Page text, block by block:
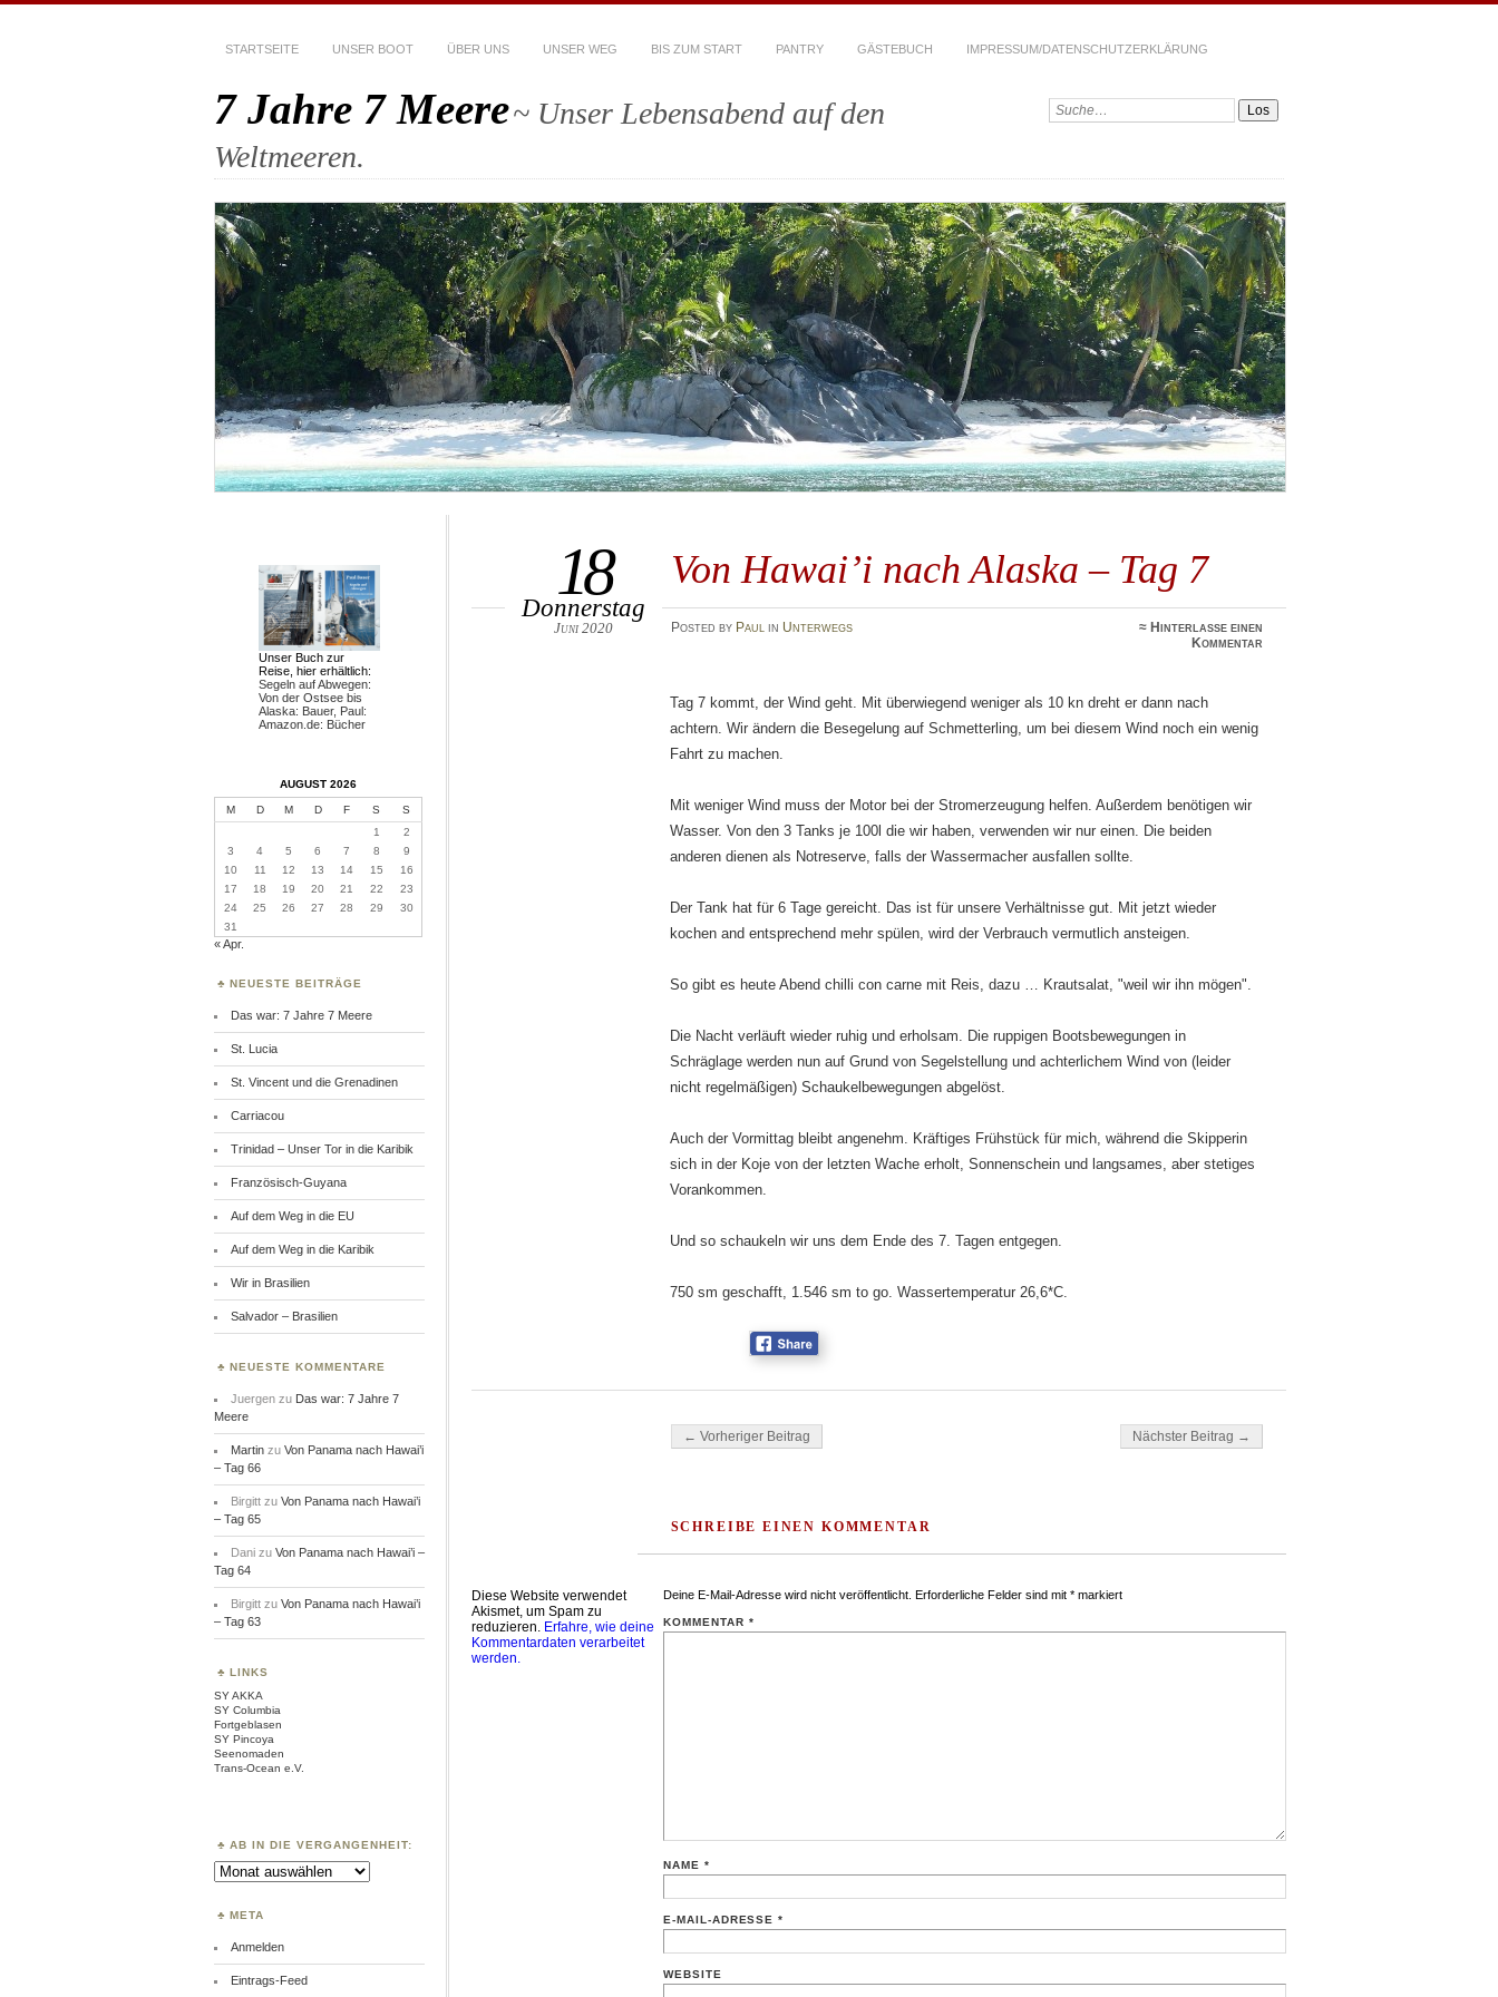
STARTSEITE UNSER BOOT ÜBER UNS UNSER WEG BIS ZUM START PANTRY GÄSTEBUCH IMPRESSUM/DATENSCHUTZERKLÄRUNG
7 Jahre 7 Meere~ Unser Lebensabend auf den
Weltmeeren.
Suchen:
Von Hawai’i nach Alaska – Tag 7
18
Donnerstag
Juni 2020 Posted by Paulin Unterwegs ≈ Hinterlasse einen
Kommentar
Tag 7 kommt, der Wind geht. Mit überwiegend weniger als 10 kn dreht er dann nach
achtern. Wir ändern die Besegelung auf Schmetterling, um bei diesem Wind noch ein wenig
Fahrt zu machen.
Mit weniger Wind muss der Motor bei der Stromerzeugung helfen. Außerdem benötigen wir
Wasser. Von den 3 Tanks je 100l die wir haben, verwenden wir nur einen. Die beiden
anderen dienen als Notreserve, falls der Wassermacher ausfallen sollte.
Der Tank hat für 6 Tage gereicht. Das ist für unsere Verhältnisse gut. Mit jetzt wieder
kochen and entsprechend mehr spülen, wird der Verbrauch vermutlich ansteigen.
So gibt es heute Abend chilli con carne mit Reis, dazu … Krautsalat, "weil wir ihn mögen".
Die Nacht verläuft wieder ruhig und erholsam. Die ruppigen Bootsbewegungen in
Schräglage werden nun auf Grund von Segelstellung und achterlichem Wind von (leider
nicht regelmäßigen) Schaukelbewegungen abgelöst.
Auch der Vormittag bleibt angenehm. Kräftiges Frühstück für mich, während die Skipperin
sich in der Koje von der letzten Wache erholt, Sonnenschein und langsames, aber stetiges
Vorankommen.
Und so schaukeln wir uns dem Ende des 7. Tagen entgegen.
750 sm geschafft, 1.546 sm to go. Wassertemperatur 26,6*C.
Beitragsnavigation
← Vorheriger Beitrag Nächster Beitrag →
SCHREIBE EINEN KOMMENTAR
Deine E-Mail-Adresse wird nicht veröffentlicht. Erforderliche Felder sind mit *markiert
KOMMENTAR *
NAME *
E-MAIL-ADRESSE*
WEBSITE
Diese Website verwendet
Akismet, um Spam zu
reduzieren. Erfahre, wie deine
Kommentardaten verarbeitet
werden.
Unser Buch zur
Reise, hier erhältlich:
Segeln auf Abwegen:
Von der Ostsee bis
Alaska: Bauer, Paul:
Amazon.de: Bücher
AUGUST 2026
M D M D F S
S
1
2
3
4 5 6 7 8
9
10
11 12 13 14 15
16
17
18 19 20 21 22
23
24
25 26 27 28 29
30
31
« Apr.
NEUESTE BEITRÄGE
Das war: 7 Jahre 7 Meere
St. Lucia
St. Vincent und die Grenadinen
Carriacou
Trinidad – Unser Tor in die Karibik
Französisch-Guyana
Auf dem Weg in die EU
Auf dem Weg in die Karibik
Wir in Brasilien
Salvador – Brasilien
NEUESTE KOMMENTARE
Juergenzu Das war: 7 Jahre 7
Meere
Martinzu Von Panama nach Hawai’i
– Tag 66
Birgittzu Von Panama nach Hawai’i
– Tag 65
Danizu Von Panama nach Hawai’i –
Tag 64
Birgittzu Von Panama nach Hawai’i
– Tag 63
LINKS
SY AKKA
SY Columbia
Fortgeblasen
SY Pincoya
Seenomaden
Trans-Ocean e.V.
AB IN DIE VERGANGENHEIT:
Ab
in
META
Anmelden
Eintrags-Feed